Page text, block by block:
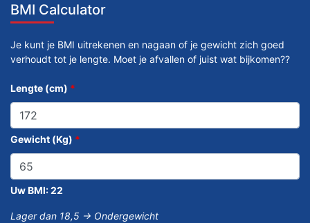
BMI Calculator
Je kunt je BMI uitrekenen en nagaan of je gewicht zich goed
verhoudt tot je lengte. Moet je afvallen of juist wat bijkomen??
Lengte (cm) *
Gewicht (Kg) *
Uw BMI:22
Lager dan 18,5 -> Ondergewicht